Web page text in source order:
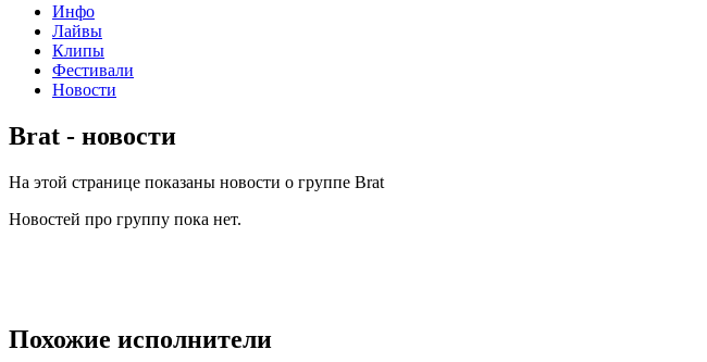
Инфо
Лайвы
Клипы
Фестивали
Новости
Brat - новости
На этой странице показаны новости о группе Brat
Новостей про группу пока нет.
Похожие исполнители